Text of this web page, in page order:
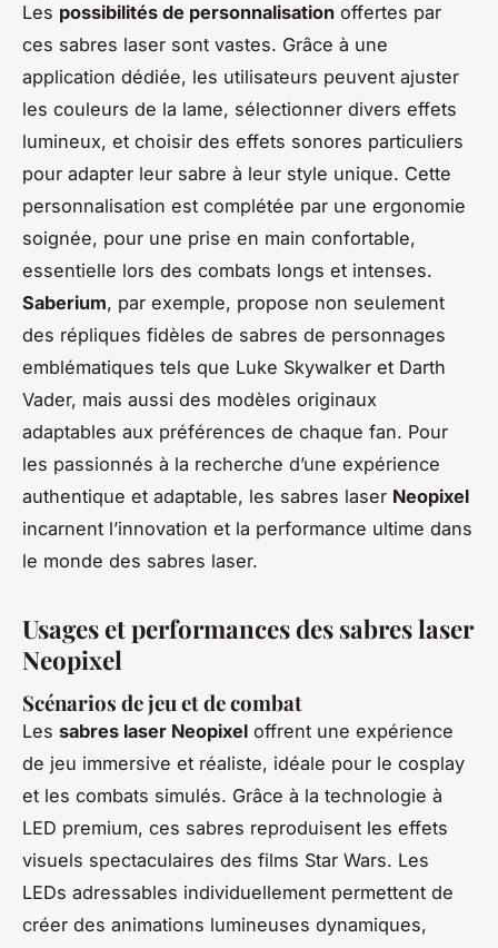
Les possibilités de personnalisation offertes par
ces sabres laser sont vastes. Grâce à une
application dédiée, les utilisateurs peuvent ajuster
les couleurs de la lame, sélectionner divers effets
lumineux, et choisir des effets sonores particuliers
pour adapter leur sabre à leur style unique. Cette
personnalisation est complétée par une ergonomie
soignée, pour une prise en main confortable,
essentielle lors des combats longs et intenses.
Saberium, par exemple, propose non seulement
des répliques fidèles de sabres de personnages
emblématiques tels que Luke Skywalker et Darth
Vader, mais aussi des modèles originaux
adaptables aux préférences de chaque fan. Pour
les passionnés à la recherche d’une expérience
authentique et adaptable, les sabres laser Neopixel
incarnent l’innovation et la performance ultime dans
le monde des sabres laser.
Usages et performances des sabres laser
Neopixel
Scénarios de jeu et de combat
Les sabres laser Neopixel offrent une expérience
de jeu immersive et réaliste, idéale pour le cosplay
et les combats simulés. Grâce à la technologie à
LED premium, ces sabres reproduisent les effets
visuels spectaculaires des films Star Wars. Les
LEDs adressables individuellement permettent de
créer des animations lumineuses dynamiques,